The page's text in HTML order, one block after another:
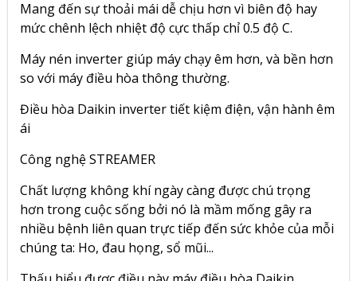
Mang đến sự thoải mái dễ chịu hơn vì biên độ hay
mức chênh lệch nhiệt độ cực thấp chỉ 0.5 độ C.
Máy nén inverter giúp máy chạy êm hơn, và bền hơn
so với máy điều hòa thông thường.
Điều hòa Daikin inverter tiết kiệm điện, vận hành êm
ái
Công nghệ STREAMER
Chất lượng không khí ngày càng được chú trọng
hơn trong cuộc sống bởi nó là mầm mống gây ra
nhiều bệnh liên quan trực tiếp đến sức khỏe của mỗi
chúng ta: Ho, đau họng, sổ mũi...